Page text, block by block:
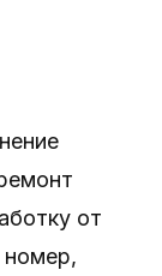
от
номер,